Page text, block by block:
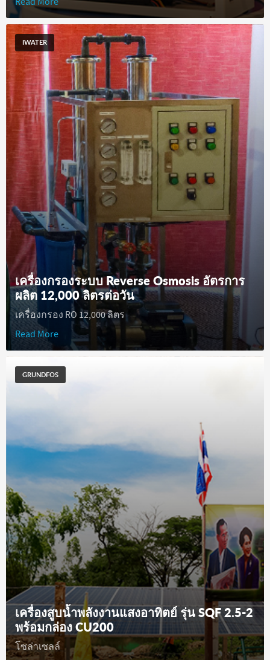
IWATER
เครื่องกรองระบบ Reverse Osmosis อัตรการ
ผลิต 12,000 ลิตรต่อวัน
เครื่องกรอง RO 12,000 ลิตร
Read More
GRUNDFOS
เครื่องสูบน้ำพลังงานแสงอาทิตย์ รุ่น SQF 2.5-2
พร้อมกล่อง CU200
โซล่าเซลล์